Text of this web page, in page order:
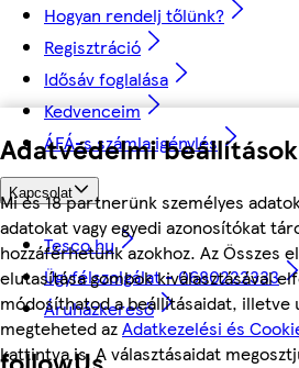
Adatvédelmi beállítások
Mi és 18 partnerünk személyes
adatokat vagy egyedi azonosítókat
hozzáférhetünk azokhoz. Az Összes
elutasítása gombok kiválasztásával
módosíthatod a beállításaidat, illetve
megteheted azAdatkezelési és
kattintva is. A választásaidat
Hogyan rendelj tőlünk?
Regisztráció
Idősáv foglalása
Kedvenceim
ÁFÁ-s számla igénylés
Kapcsolat
Tesco.hu
Ügyfélszolgálat - 0680222333
Áruházkereső